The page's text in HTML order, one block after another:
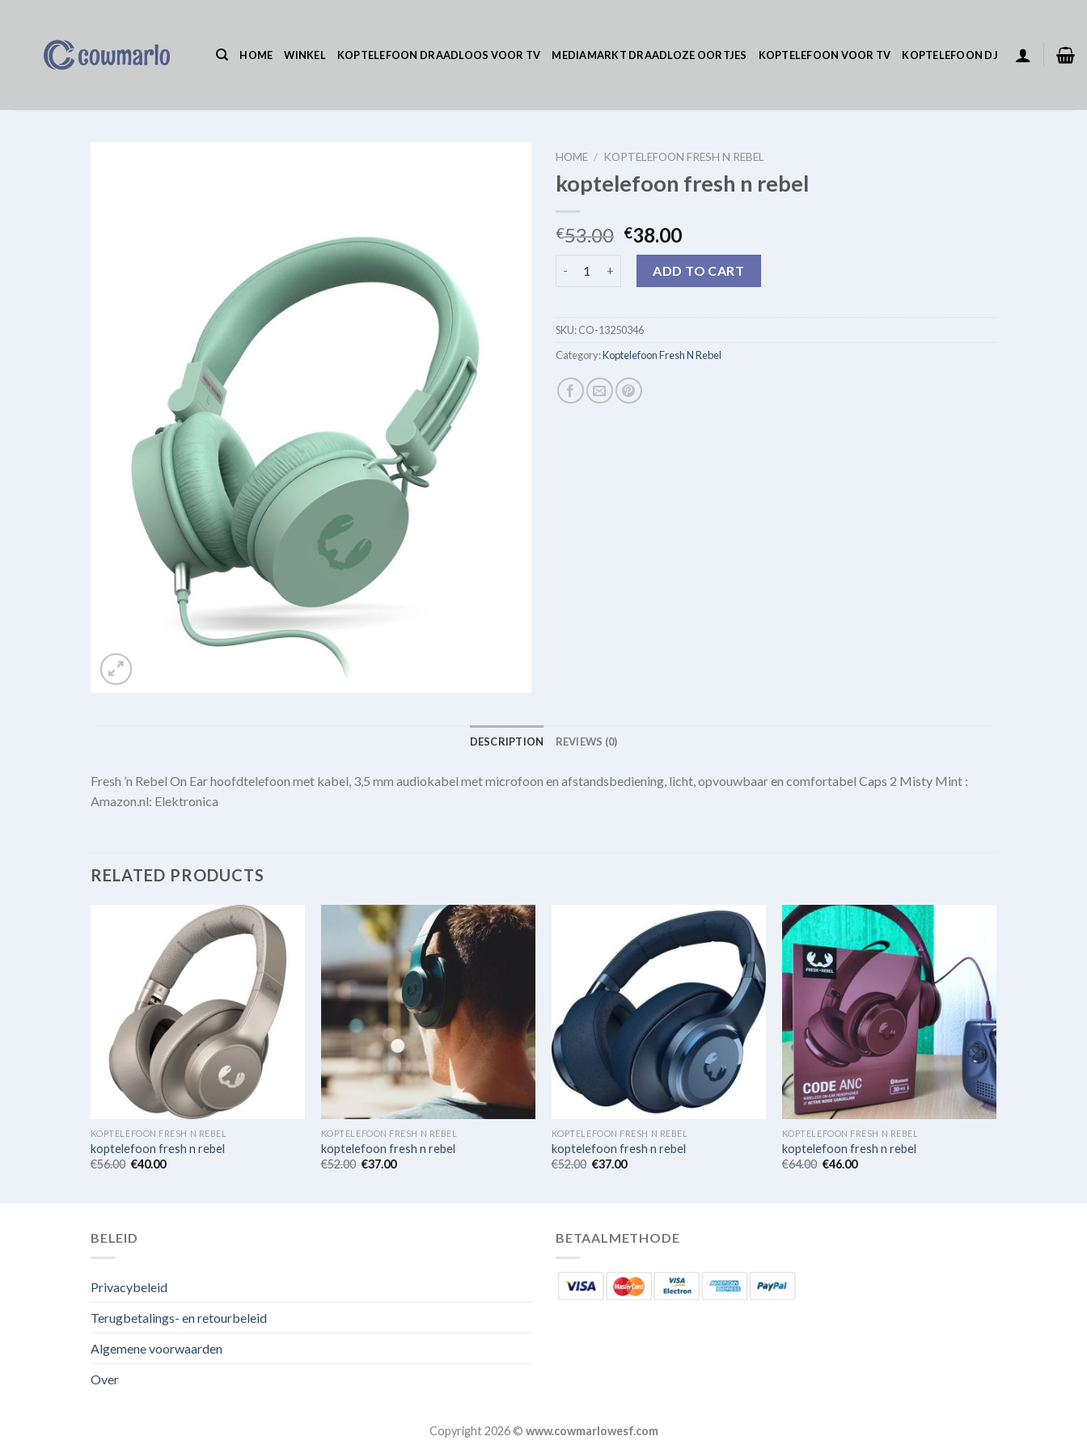
HOME WINKEL KOPTELEFOON DRAADLOOS VOOR TV MEDIAMARKT DRAADLOZE OORTJES KOPTELEFOON VOOR TV KOPTELEFOON DJ
HOME / KOPTELEFOON FRESH N REBEL
koptelefoon fresh n rebel
€53.00 €38.00
ADD TO CART
SKU:CO-13250346
Category:Koptelefoon Fresh N Rebel
DESCRIPTION REVIEWS (0)
Fresh ’n Rebel On Ear hoofdtelefoon met kabel, 3,5 mm audiokabel met microfoon en afstandsbediening, licht, opvouwbaar en comfortabel Caps 2 Misty Mint :
Amazon.nl: Elektronica
RELATED PRODUCTS
KOPTELEFOON FRESH N REBEL
koptelefoon fresh n rebel
€56.00 €40.00
KOPTELEFOON FRESH N REBEL
koptelefoon fresh n rebel
€52.00 €37.00
KOPTELEFOON FRESH N REBEL
koptelefoon fresh n rebel
€52.00 €37.00
KOPTELEFOON FRESH N REBEL
koptelefoon fresh n rebel
€64.00 €46.00
BELEID
Privacybeleid
Terugbetalings- en retourbeleid
Algemene voorwaarden
Over
BETAALMETHODE
Copyright 2026 © www.cowmarlowesf.com